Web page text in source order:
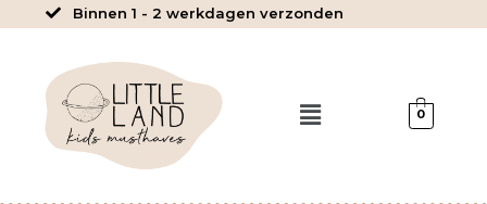
inhoud
Binnen 1 - 2 werkdagen verzonden
Menu 0